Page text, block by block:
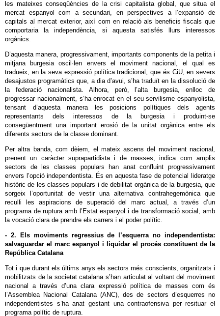
les mateixes conseqüències de la crisi capitalista global, que situa el
mercat espanyol com a secundari, en perspectives a l’expansió de
capitals al mercat exterior, així com en relació als beneficis fiscals que
comportaria la independència, si aquesta satisfés llurs interessos
orgànics.
D’aquesta manera, progressivament, importants components de la petita i
mitjana burgesia oscil·len envers el moviment nacional, el qual es
tradueix, en la seva expressió política tradicional, que és CiU, en severs
desajustos programàtics que, a dia d’avui, s’ha traduït en la dissolució de
la federació nacionalista. Alhora, però, l’alta burgesia, enlloc de
progressar nacionalment, s’ha enrocat en el seu servilisme espanyolista,
tensant d’aquesta manera les posicions polítiques dels agents
representants dels interessos de la burgesia i produint-se
consegüentment una important erosió de la unitat orgànica entre els
diferents sectors de la classe dominant.
Per altra banda, com dèiem, el mateix ascens del moviment nacional,
prenent un caràcter suprapartidista i de masses, indica com amplis
sectors de les classes populars han anat confluint progressivament
envers l’opció independentista. És en aquesta fase de potencial lideratge
històric de les classes populars i de debilitat orgànica de la burgesia, que
sorgeix l’oportunitat de vestir una alternativa contrahegemònica que
reculli les aspiracions de superació del marc actual, a través d’un
programa de ruptura amb l’Estat espanyol i de transformació social, amb
la vocació clara de prendre els carrers i el poder polític.
- 2. Els moviments regressius de l’esquerra no independentista:
salvaguardar el marc espanyol i liquidar el procés constituent de la
República Catalana
Tot i que durant els últims anys els sectors més conscients, organitzats i
mobilitzats de la societat catalana s’han articulat al voltant del moviment
nacional a través d’una clara expressió política de masses com és
l’Assemblea Nacional Catalana (ANC), des de sectors d’esquerres no
independentistes s’ha anat gestant una contraofensiva per resituar el
programa polític de ruptura.